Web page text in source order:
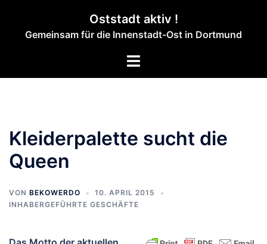
springen
Oststadt aktiv !
Gemeinsam für die Innenstadt-Ost in Dortmund
Menü
Kleiderpalette sucht die
Queen
VON BEKOWERDO
10. APRIL 2015
INHABERGEFÜHRTE GESCHÄFTE